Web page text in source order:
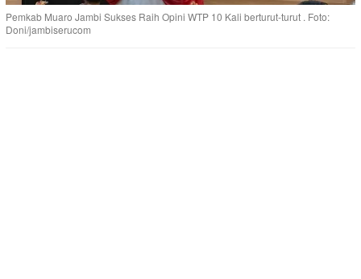
Pemkab Muaro Jambi Sukses Raih Opini WTP 10 Kali berturut-turut . Foto:
Doni/jambiserucom